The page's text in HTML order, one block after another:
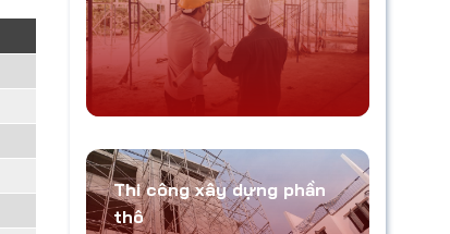
Thi công xây dựng phần
thô